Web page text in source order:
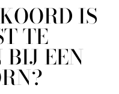
IS
TE
BIJ EEN